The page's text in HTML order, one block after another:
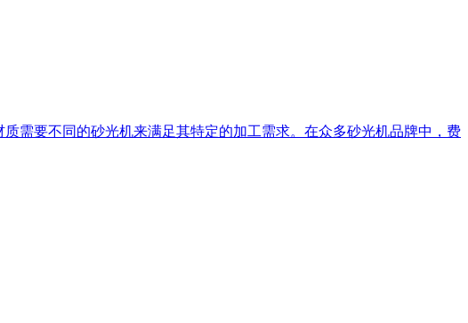
需要不同的砂光机来满足其特定的加工需求。在众多砂光机品牌中，费